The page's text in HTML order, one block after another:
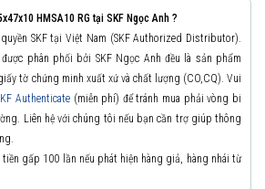
HMSA10 RG tại SKF Ngọc Anh ?
SKF tại Việt Nam (SKF Authorized Distributor).
phân phối bởi SKF Ngọc Anh đều là sản phẩm
tờ chứng minh xuất xứ và chất lượng (CO,CQ). Vui
Authenticate(miễn phí) để tránh mua phải vòng bi
Liên hệ với chúng tôi nếu bạn cần trợ giúp thông
gấp 100 lần nếu phát hiện hàng giả, hàng nhái từ